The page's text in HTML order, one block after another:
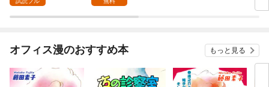
オフィス漫のおすすめ本 もっと見る